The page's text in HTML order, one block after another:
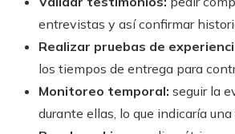
entrevistas y así confirmar
Realizar pruebas de
los tiempos de entrega para
Monitoreo temporal: seguir la
durante ellas, lo que indicaría